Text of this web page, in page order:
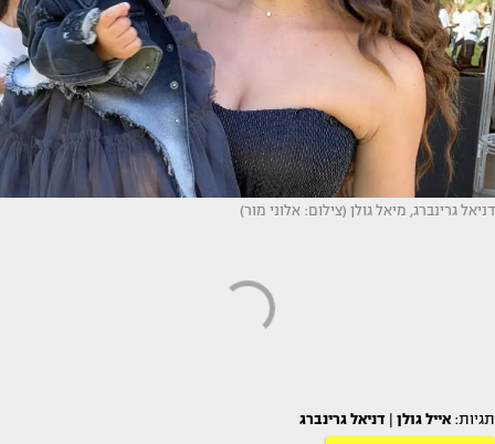
דניאל גרינברג, מיאל גולן (צילום: אלוני מור)
תגיות: אייל גולן דניאל גרינברג